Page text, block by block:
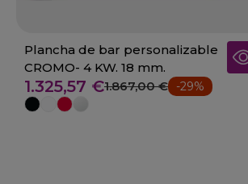
Plancha de bar personalizable
CROMO- 4 KW. 18 mm.
1.325,57 €1.867,00 € -29%